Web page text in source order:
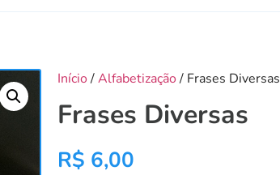
Início/Alfabetização/ Frases Diversas
Frases Diversas
R$ 6,00